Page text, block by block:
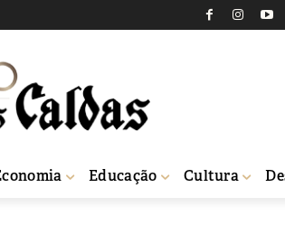
Educação Cultura